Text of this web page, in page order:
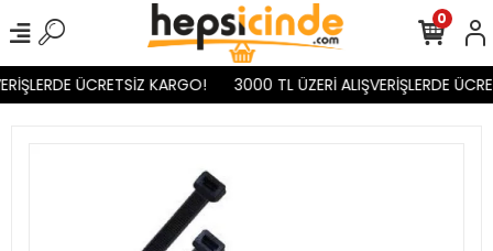
ÜCRETSİZ KARGO! 3000 TL ÜZERİ ALIŞVERİŞLERDE
0